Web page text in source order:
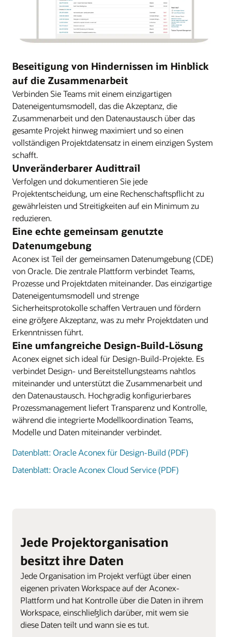
Beseitigung von Hindernissen im Hinblick
auf die Zusammenarbeit
Verbinden Sie Teams mit einem einzigartigen
Dateneigentumsmodell, das die Akzeptanz, die
Zusammenarbeit und den Datenaustausch über das
gesamte Projekt hinweg maximiert und so einen
vollständigen Projektdatensatz in einem einzigen System
schafft.
Unveränderbarer Audittrail
Verfolgen und dokumentieren Sie jede
Projektentscheidung, um eine Rechenschaftspflicht zu
gewährleisten und Streitigkeiten auf ein Minimum zu
reduzieren.
Eine echte gemeinsam genutzte
Datenumgebung
Aconex ist Teil der gemeinsamen Datenumgebung (CDE)
von Oracle. Die zentrale Plattform verbindet Teams,
Prozesse und Projektdaten miteinander. Das einzigartige
Dateneigentumsmodell und strenge
Sicherheitsprotokolle schaffen Vertrauen und fördern
eine größere Akzeptanz, was zu mehr Projektdaten und
Erkenntnissen führt.
Eine umfangreiche Design-Build-Lösung
Aconex eignet sich ideal für Design-Build-Projekte. Es
verbindet Design- und Bereitstellungsteams nahtlos
miteinander und unterstützt die Zusammenarbeit und
den Datenaustausch. Hochgradig konfigurierbares
Prozessmanagement liefert Transparenz und Kontrolle,
während die integrierte Modellkoordination Teams,
Modelle und Daten miteinander verbindet.
Datenblatt: Oracle Aconex für Design-Build (PDF)
Datenblatt: Oracle Aconex Cloud Service (PDF)
Jede Projektorganisation
besitzt ihre Daten
Jede Organisation im Projekt verfügt über einen
eigenen privaten Workspace auf der Aconex-
Plattform und hat Kontrolle über die Daten in ihrem
Workspace, einschließlich darüber, mit wem sie
diese Daten teilt und wann sie es tut.